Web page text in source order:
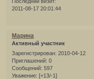
2011-08-17 20:01:44
Марина
Активный участник
Зарегистрирован: 2010-04-12
Приглашений: 0
Сообщений: 597
Уважение: [+13/-1]